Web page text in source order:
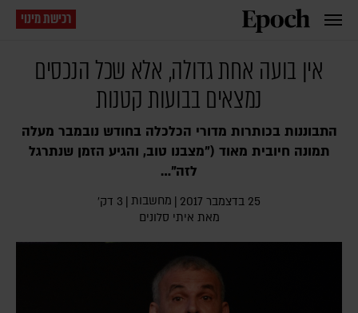
רכישת מינוי
אין בועה אחת גדולה, אלא שכל הנכסים
נמצאים בבועות קטנות
התבוננות בכותרות מדורי הכלכלה בחודש נובמבר מעלה
תמונה חיובית מאוד ("מצבנו טוב, והגיע הזמן שנתרגל
לזה"…
25 בדצמבר 2017 | מחשבות | 3 דק׳
מאת איתי סלונים